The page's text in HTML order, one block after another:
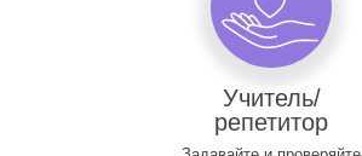
Учитель/
репетитор